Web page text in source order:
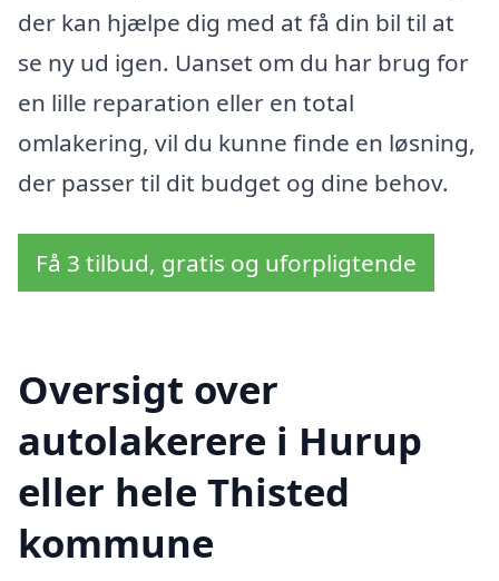
der kan hjælpe dig med at få din bil til at
se ny ud igen. Uanset om du har brug for
en lille reparation eller en total
omlakering, vil du kunne finde en løsning,
der passer til dit budget og dine behov.
Få 3 tilbud, gratis og uforpligtende
Oversigt over
autolakerere i Hurup
eller hele Thisted
kommune